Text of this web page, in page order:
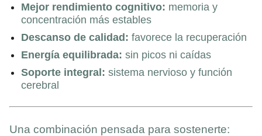
Mejor rendimiento cognitivo: memoria y
concentración más estables
Descanso de calidad: favorece la recuperación
Energía equilibrada: sin picos ni caídas
Soporte integral: sistema nervioso y función
cerebral
Una combinación pensada para sostenerte: